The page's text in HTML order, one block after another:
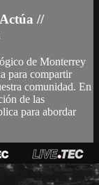
//
de Monterrey
para compartir
comunidad. En
de las
para abordar